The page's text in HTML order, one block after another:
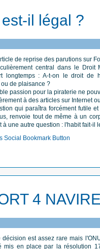
il légal ?
de reprise des parutions sur
central dans le Droit
longtemps : A-t-on le droit de
de plaisance ?
passion pour la piraterie ne
à des articles sur Internet
qui paraîtra forcément futile
renvoie tout de même à un
à une autre question : l'habit fait-il
4
décision est assez rare mais
mis en place par la résolution